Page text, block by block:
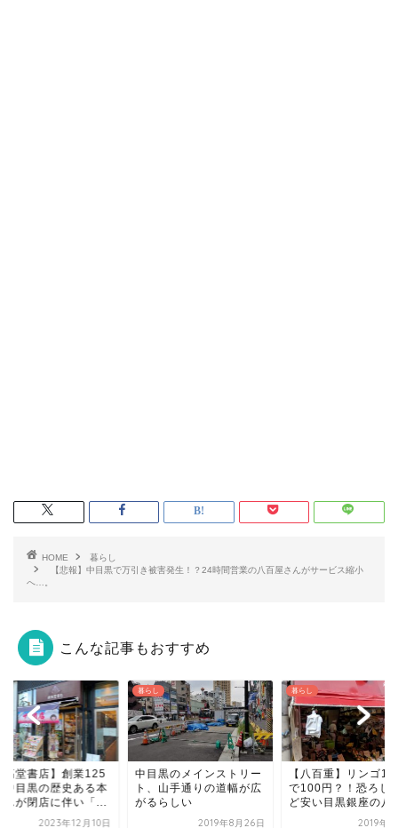
HOME
暮らし
【悲報】中目黒で万引き被害発生！？24時間営業の八百屋さんがサービス縮小
へ…。
こんな記事もおすすめ
黒のメインストリー
山手通りの道幅が広
らしい
2019年8月26日
暮らし
【八百重】リンゴ1カゴ
で100円？！恐ろしいほ
ど安い目黒銀座の八百...
2019年9月5日
暮らし